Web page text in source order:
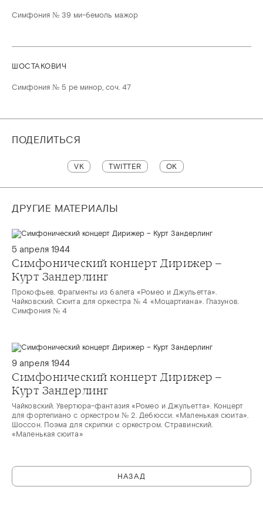
Симфония № 39 ми-бемоль мажор
ШОСТАКОВИЧ
Симфония № 5 ре минор, соч. 47
ПОДЕЛИТЬСЯ
VK TWITTER OK
ДРУГИЕ МАТЕРИАЛЫ
5 апреля 1944
Симфонический концерт Дирижер –
Курт Зандерлинг
Прокофьев. Фрагменты из балета «Ромео и Джульетта».
Чайковский. Сюита для оркестра № 4 «Моцартиана». Глазунов.
Симфония № 4
9 апреля 1944
Симфонический концерт Дирижер –
Курт Зандерлинг
Чайковский. Увертюра-фантазия «Ромео и Джульетта». Концерт
для фортепиано с оркестром № 2. Дебюсси. «Маленькая сюита».
Шоссон. Поэма для скрипки с оркестром. Стравинский.
«Маленькая сюита»
НАЗАД